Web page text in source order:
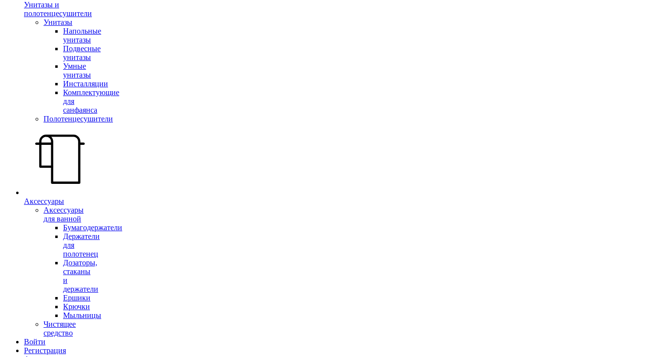
Унитазы и
полотенцесушители
Унитазы
Напольные
унитазы
Подвесные
унитазы
Умные
унитазы
Инсталляции
Комплектующие
для
санфаянса
Полотенцесушители
Аксессуары
Аксессуары
для ванной
Бумагодержатели
Держатели
для
полотенец
Дозаторы,
стаканы
и
держатели
Ершики
Крючки
Мыльницы
Чистящее
средство
Войти
Регистрация